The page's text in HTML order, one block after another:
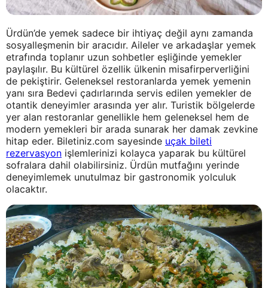
Ürdün’de yemek sadece bir ihtiyaç değil aynı zamanda
sosyalleşmenin bir aracıdır. Aileler ve arkadaşlar yemek
etrafında toplanır uzun sohbetler eşliğinde yemekler
paylaşılır. Bu kültürel özellik ülkenin misafirperverliğini
de pekiştirir. Geleneksel restoranlarda yemek yemenin
yanı sıra Bedevi çadırlarında servis edilen yemekler de
otantik deneyimler arasında yer alır. Turistik bölgelerde
yer alan restoranlar genellikle hem geleneksel hem de
modern yemekleri bir arada sunarak her damak zevkine
hitap eder. Biletiniz.com sayesinde uçak bileti
rezervasyon işlemlerinizi kolayca yaparak bu kültürel
sofralara dahil olabilirsiniz. Ürdün mutfağını yerinde
deneyimlemek unutulmaz bir gastronomik yolculuk
olacaktır.